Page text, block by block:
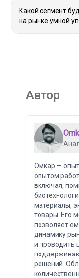
Какой сегмент
на рынке умной
Автор
Омкар —
опытом
включая,
материалы,
товары. Его
позволяет
динамику
и проводить
решений.